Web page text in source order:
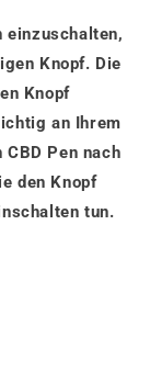
einzuschalten,
Knopf. Die
Knopf
an Ihrem
CBD Pen nach
den Knopf
tun.